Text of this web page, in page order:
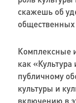
скажешь об
общественных
Комплексные
как
публичному
культуры и
включению в